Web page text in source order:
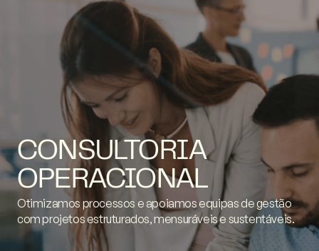
CONSULTORIA
OPERACIONAL
Otimizamos processos e apoiamos equipas de gestão
com projetos estruturados, mensuráveis e sustentáveis.